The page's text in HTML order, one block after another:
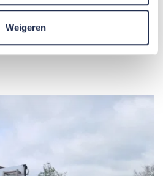
Weigeren
beroepsavonturier